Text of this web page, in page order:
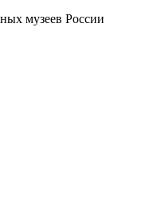
музеев России